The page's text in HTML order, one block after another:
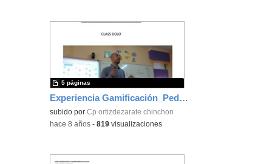
Experiencia Gamificación_Pedro Parra
subido porCp ortizdezarate chinchon
5 páginas
-hace 8 años -819 visualizaciones